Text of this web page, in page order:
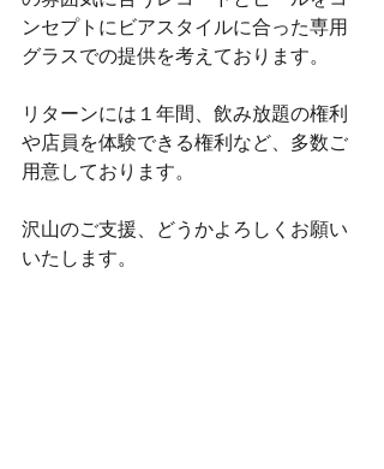
ンセプトにビアスタイルに合った専用
グラスでの提供を考えております。
リターンには１年間、飲み放題の権利
や店員を体験できる権利など、多数ご
用意しております。
沢山のご支援、どうかよろしくお願い
いたします。